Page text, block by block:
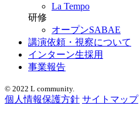
La Tempo
研修
オープンSABAE
講演依頼・視察について
インターン生採用
事業報告
© 2022 L community.
個人情報保護方針 サイトマップ